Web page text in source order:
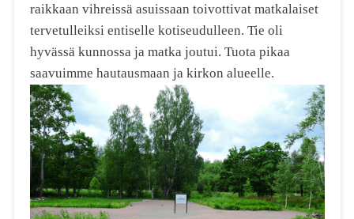
raikkaan vihreissä asuissaan toivottivat matkalaiset
tervetulleiksi entiselle kotiseudulleen. Tie oli
hyvässä kunnossa ja matka joutui. Tuota pikaa
saavuimme hautausmaan ja kirkon alueelle.